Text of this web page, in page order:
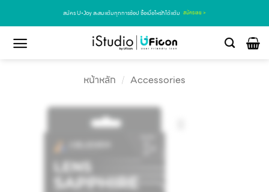
สมัคร U•Joy สะสมแต้มทุกการช้อป ซื้อเมื่อไหร่ก็ได้แต้ม สมัครเลย >
หน้าหลัก / Accessories